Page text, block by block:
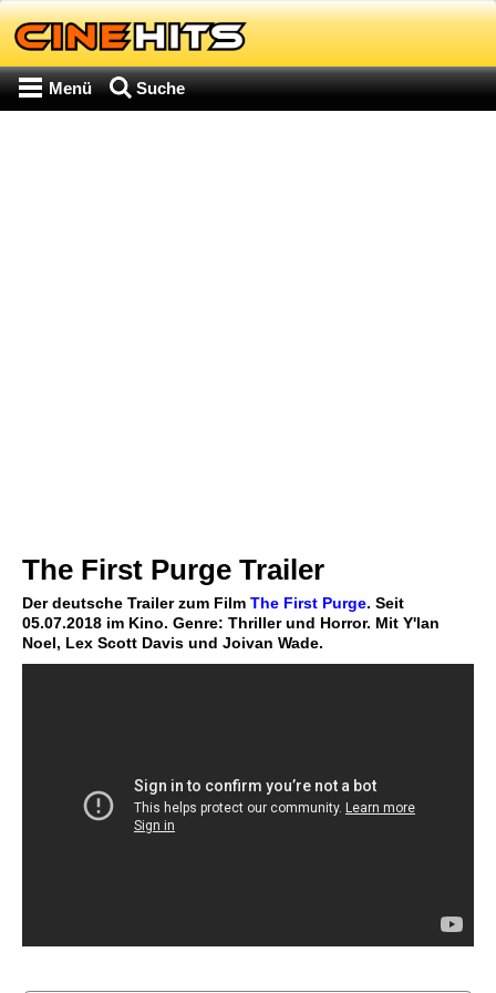
Menü Suche
The First Purge Trailer
Der deutsche Trailer zum Film The First Purge. Seit
05.07.2018 im Kino. Genre: Thriller und Horror. Mit Y'lan
Noel, Lex Scott Davis und Joivan Wade.